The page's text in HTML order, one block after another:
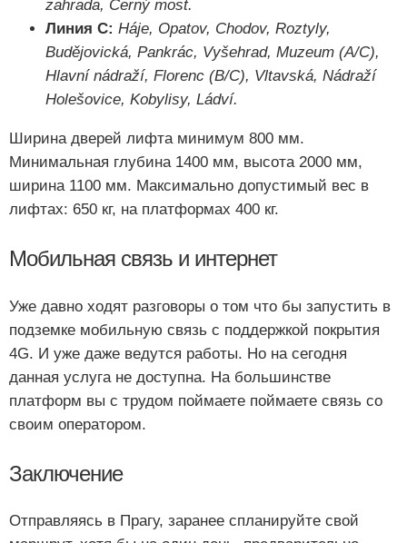
zahrada, Černý most.
Линия C: Háje, Opatov, Chodov, Roztyly,
Budějovická, Pankrác, Vyšehrad, Muzeum (A/C),
Hlavní nádraží, Florenc (B/C), Vltavská, Nádraží
Holešovice, Kobylisy, Ládví.
Ширина дверей лифта минимум 800 мм.
Минимальная глубина 1400 мм, высота 2000 мм,
ширина 1100 мм. Максимально допустимый вес в
лифтах: 650 кг, на платформах 400 кг.
Мобильная связь и интернет
Уже давно ходят разговоры о том что бы запустить в
подземке мобильную связь с поддержкой покрытия
4G. И уже даже ведутся работы. Но на сегодня
данная услуга не доступна. На большинстве
платформ вы с трудом поймаете поймаете связь со
своим оператором.
Заключение
Отправляясь в Прагу, заранее спланируйте свой